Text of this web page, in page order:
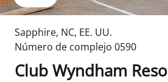
Sapphire, NC, EE. UU.
Número de complejo 0590
Club Wyndham